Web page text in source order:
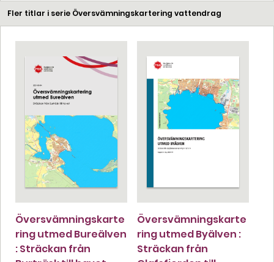
Fler titlar i serie Översvämningskartering vattendrag
Översvämningskarte
ring utmed Bureälven
: Sträckan från
Översvämningskarte
ring utmed Byälven :
Sträckan från